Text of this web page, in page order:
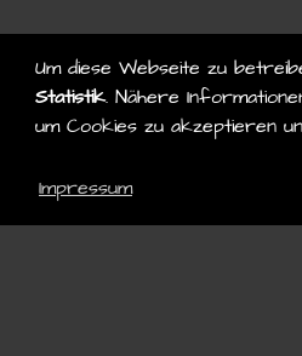
Um diese Webseite zu
Statistik. Nähere
um Cookies zu akzeptieren
Impressum